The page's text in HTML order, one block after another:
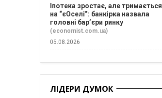
Іпотека зростає, але тримається
на “єОселі”: банкірка назвала
головні бар’єри ринку
(economist.com.ua)
05.08.2026
ЛІДЕРИ ДУМОК